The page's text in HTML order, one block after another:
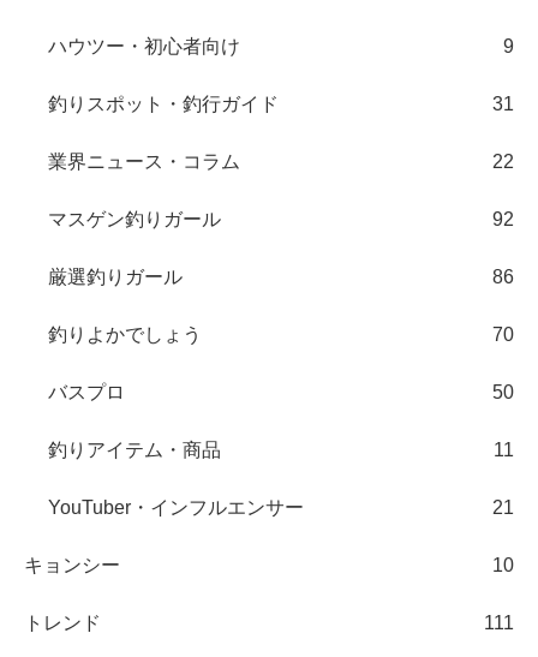
ハウツー・初心者向け 9
釣りスポット・釣行ガイド 31
業界ニュース・コラム 22
マスゲン釣りガール 92
厳選釣りガール 86
釣りよかでしょう 70
バスプロ 50
釣りアイテム・商品 11
YouTuber・インフルエンサー 21
キョンシー 10
トレンド 111